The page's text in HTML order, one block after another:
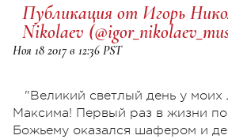
Публикация от Игорь
Nikolaev
Ноя 18 2017 в 12:36 PST
"Великий светлый день у
Максима! Первый раз в жизни
Божьему оказался шафером и